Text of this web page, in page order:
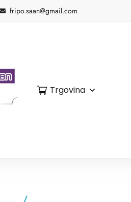
fripo.saan@gmail.com
Trgovina